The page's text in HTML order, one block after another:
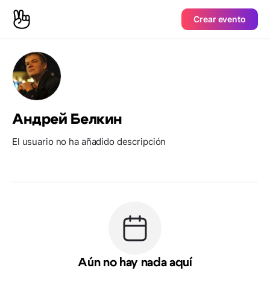
Crear evento
Андрей Белкин
El usuario no ha añadido descripción
Aún no hay nada aquí